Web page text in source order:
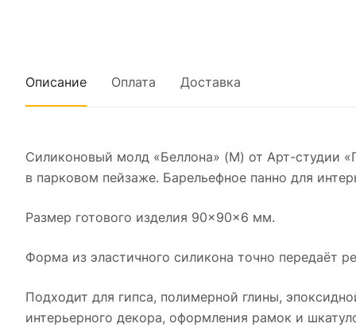
Описание Оплата Доставка
Силиконовый молд «Беллона» (M) от Арт-студии
в парковом пейзаже. Барельефное панно для
Размер готового изделия 90×90×6 мм.
Форма из эластичного силикона точно передаёт
Подходит для гипса, полимерной глины,
интерьерного декора, оформления рамок и